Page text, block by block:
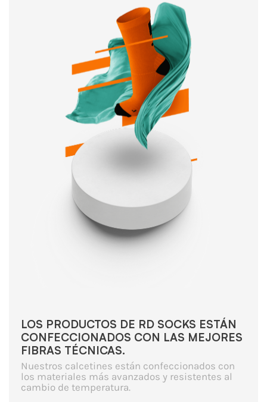
LOS PRODUCTOS DE RD SOCKS ESTÁN
CONFECCIONADOS CON LAS MEJORES
FIBRAS TÉCNICAS.
Nuestros calcetines están confeccionados con
los materiales más avanzados y resistentes al
cambio de temperatura.